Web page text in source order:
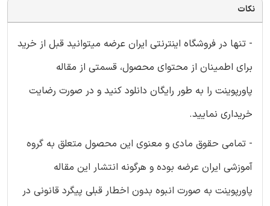
نکات
- تنها در فروشگاه اینترنتی ایران عرضه میتوانید قبل از خرید
برای اطمینان از محتوای محصول، قسمتی از مقاله
پاورپوینت را به طور رایگان دانلود کنید و در صورت رضایت
خریداری نمایید.
- تمامی حقوق مادی و معنوی این محصول متعلق به گروه
آموزشی ایران عرضه بوده و هرگونه انتشار این مقاله
پاورپوینت به صورت انبوه بدون اخطار قبلی پیگرد قانونی در